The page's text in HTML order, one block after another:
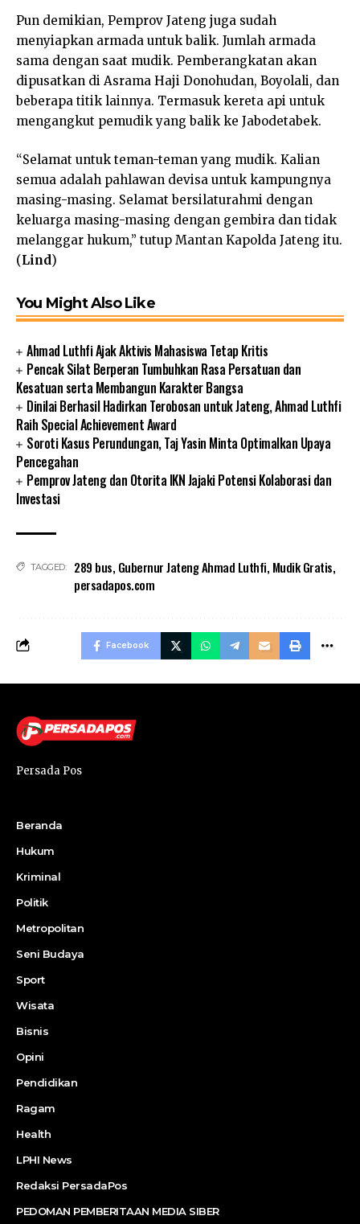
Pun demikian, Pemprov Jateng juga sudah
menyiapkan armada untuk balik. Jumlah armada
sama dengan saat mudik. Pemberangkatan akan
dipusatkan di Asrama Haji Donohudan, Boyolali, dan
beberapa titik lainnya. Termasuk kereta api untuk
mengangkut pemudik yang balik ke Jabodetabek.
“Selamat untuk teman-teman yang mudik. Kalian
semua adalah pahlawan devisa untuk kampungnya
masing-masing. Selamat bersilaturahmi dengan
keluarga masing-masing dengan gembira dan tidak
melanggar hukum,” tutup Mantan Kapolda Jateng itu.
(Lind)
You Might Also Like
Ahmad Luthfi Ajak Aktivis Mahasiswa Tetap Kritis
Pencak Silat Berperan Tumbuhkan Rasa Persatuan dan
Kesatuan serta Membangun Karakter Bangsa
Dinilai Berhasil Hadirkan Terobosan untuk Jateng, Ahmad Luthfi
Raih Special Achievement Award
Soroti Kasus Perundungan, Taj Yasin Minta Optimalkan Upaya
Pencegahan
Pemprov Jateng dan Otorita IKN Jajaki Potensi Kolaborasi dan
Investasi
TAGGED: 289 bus, Gubernur Jateng Ahmad Luthfi, Mudik Gratis,
persadapos.com
Facebook
Persada Pos
Beranda
Hukum
Kriminal
Politik
Metropolitan
Seni Budaya
Sport
Wisata
Bisnis
Opini
Pendidikan
Ragam
Health
LPHI News
Redaksi PersadaPos
PEDOMAN PEMBERITAAN MEDIA SIBER